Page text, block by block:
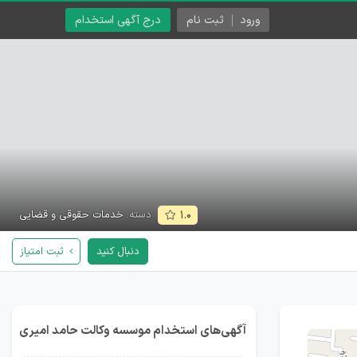
درج آگهی استخدام ورود ثبت نام
۱.۰ دسته: خدمات حقوقی و قضایی
دنبال کنید ثبت امتیاز
آگهی‌های استخدام موسسه وکالت حامد امیری